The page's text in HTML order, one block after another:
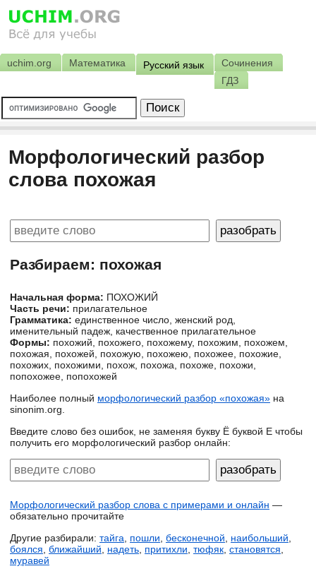
uchim.org Математика Русский язык
Сочинения
ГДЗ
Морфологический разбор
слова похожая
Разбираем: похожая
Начальная форма: ПОХОЖИЙ
Часть речи: прилагательное
Грамматика: единственное число, женский род,
именительный падеж, качественное прилагательное
Формы: похожий, похожего, похожему, похожим, похожем,
похожая, похожей, похожую, похожею, похожее, похожие,
похожих, похожими, похож, похожа, похоже, похожи,
попохожее, попохожей
Наиболее полный морфологический разбор «похожая» на
sinonim.org.
Введите слово без ошибок, не заменяя букву Ё буквой Е чтобы
получить его морфологический разбор онлайн:
Морфологический разбор слова с примерами и онлайн —
обязательно прочитайте
Другие разбирали: тайга пошли бесконечной наибольший
боялся ближайший надеть притихли тюфяк становятся
муравей